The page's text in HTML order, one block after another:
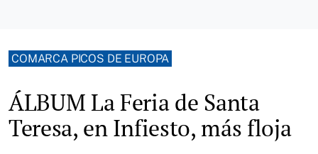
COMARCA PICOS DE EUROPA
ÁLBUM La Feria de Santa
Teresa, en Infiesto, más floja